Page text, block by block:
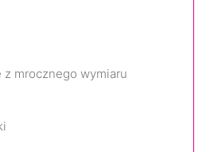
mrocznego wymiaru